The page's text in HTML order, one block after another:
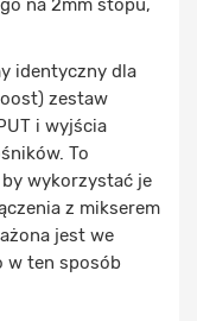
na 2mm stopu,
identyczny dla
zestaw
i wyjścia
To
wykorzystać je
z mikserem
jest we
w ten sposób